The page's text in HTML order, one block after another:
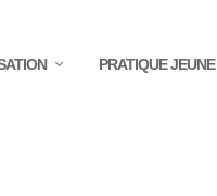
PRATIQUE JEUNE